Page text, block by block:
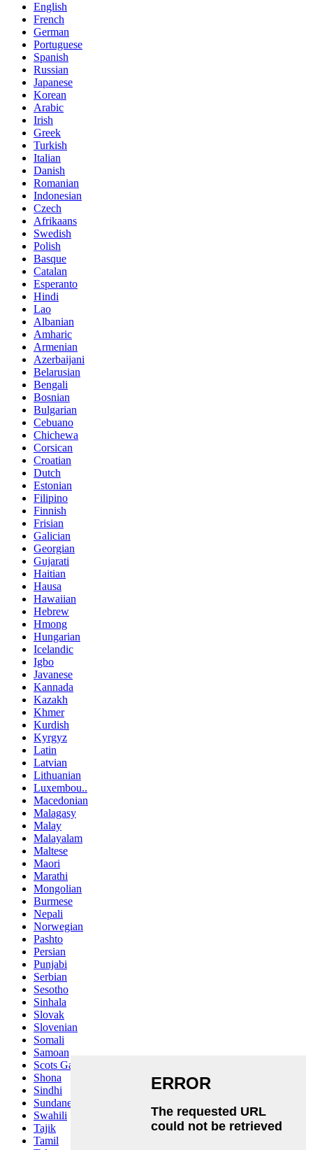
English
French
German
Portuguese
Spanish
Russian
Japanese
Korean
Arabic
Irish
Greek
Turkish
Italian
Danish
Romanian
Indonesian
Czech
Afrikaans
Swedish
Polish
Basque
Catalan
Esperanto
Hindi
Lao
Albanian
Amharic
Armenian
Azerbaijani
Belarusian
Bengali
Bosnian
Bulgarian
Cebuano
Chichewa
Corsican
Croatian
Dutch
Estonian
Filipino
Finnish
Frisian
Galician
Georgian
Gujarati
Haitian
Hausa
Hawaiian
Hebrew
Hmong
Hungarian
Icelandic
Igbo
Javanese
Kannada
Kazakh
Khmer
Kurdish
Kyrgyz
Latin
Latvian
Lithuanian
Luxembou..
Macedonian
Malagasy
Malay
Malayalam
Maltese
Maori
Marathi
Mongolian
Burmese
Nepali
Norwegian
Pashto
Persian
Punjabi
Serbian
Sesotho
Sinhala
Slovak
Slovenian
Somali
Samoan
Scots Gaelic
Shona
Sindhi
Sundanese
Swahili
Tajik
Tamil